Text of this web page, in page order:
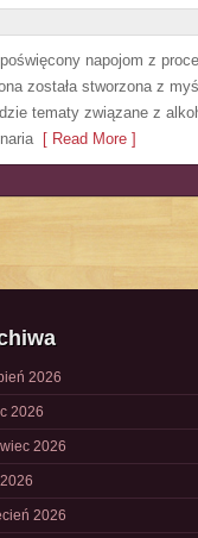
napojom z
została stworzona z
tematy związane z
[ Read More ]
2026
2026
2026
2026